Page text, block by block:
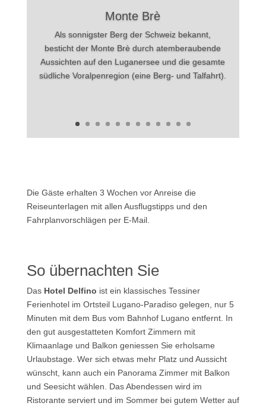
Monte Brè
Als sonnigster Berg der Schweiz bekannt,
besticht der Monte Brè durch atemberaubende
Aussichten auf den Luganersee und die gesamte
südliche Voralpenregion (eine Berg- und Talfahrt).
Die Gäste erhalten 3 Wochen vor Anreise die
Reiseunterlagen mit allen Ausflugstipps und den
Fahrplanvorschlägen per E-Mail.
So übernachten Sie
Das Hotel Delfino ist ein klassisches Tessiner
Ferienhotel im Ortsteil Lugano-Paradiso gelegen, nur 5
Minuten mit dem Bus vom Bahnhof Lugano entfernt. In
den gut ausgestatteten Komfort Zimmern mit
Klimaanlage und Balkon geniessen Sie erholsame
Urlaubstage. Wer sich etwas mehr Platz und Aussicht
wünscht, kann auch ein Panorama Zimmer mit Balkon
und Seesicht wählen. Das Abendessen wird im
Ristorante serviert und im Sommer bei gutem Wetter auf